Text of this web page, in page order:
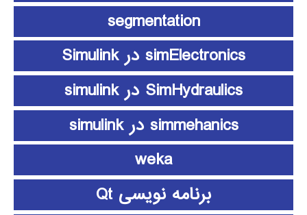
segmentation
simElectronics در Simulink
SimHydraulics در simulink
simmehanics در simulink
weka
برنامه نویسی Qt